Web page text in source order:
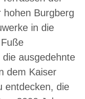
Burgberg
in die
ausgedehnte
dem Kaiser
entdecken, die